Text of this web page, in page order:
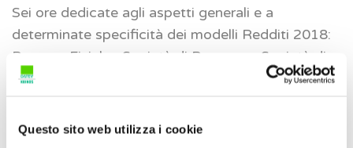
Questo sito web utilizza i cookie
Sei ore dedicate agli aspetti generali e a
determinate specificità dei modelli Redditi 2018:
Persone Fisiche, Società di Persone e Società di
Capitali.
Giancarlo Modolo per conto dell’Ordine DCEC di